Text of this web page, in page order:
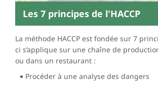
Les 7 principes de l'HACCP
La méthode HACCP est fondée sur 7
ci s’applique sur une chaîne de
ou dans un restaurant :
Procéder à une analyse des dangers